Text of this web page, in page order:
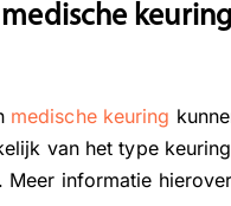
medische keuring
van het type
Meer informatie